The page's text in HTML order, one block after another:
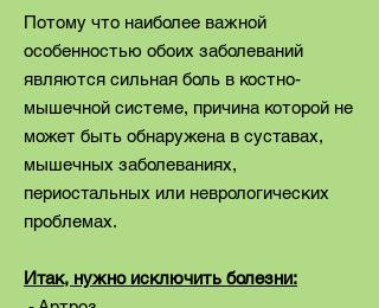
Потому что наиболее важной
особенностью обоих заболеваний
являются сильная боль в костно-
мышечной системе, причина которой не
может быть обнаружена в суставах,
мышечных заболеваниях,
периостальных или неврологических
проблемах.
Итак, нужно исключить болезни: